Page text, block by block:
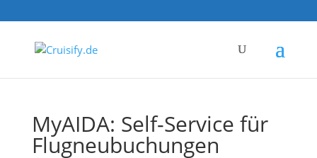
MyAIDA: Self-Service für
Flugneubuchungen